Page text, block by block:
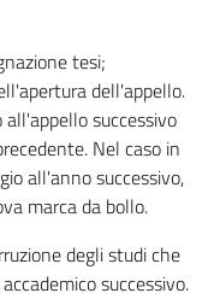
tesi;
dell'appello.
successivo
Nel caso in
all'anno successivo,
marca da bollo.
degli studi che
successivo.